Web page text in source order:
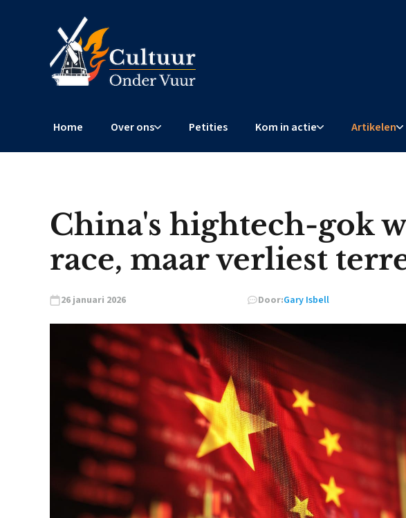
Home Over ons Petities Kom in actie Artikelen
China's hightech-gok
race, maar verliest
26 januari 2026 Door:Gary Isbell